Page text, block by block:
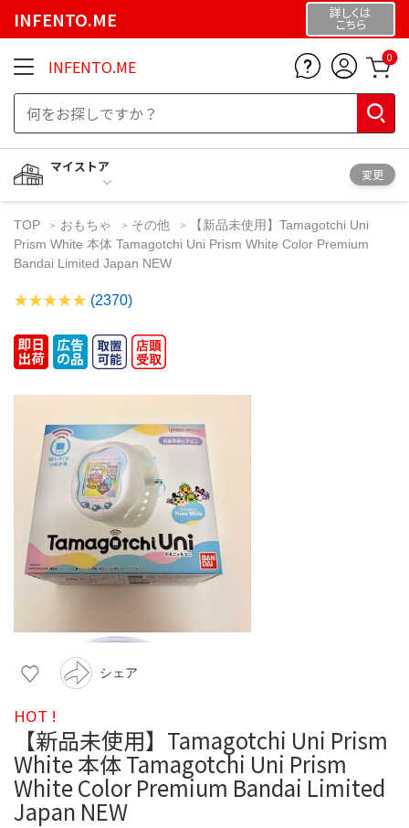
INFENTO.ME 詳しくは
こちら
INFENTO.ME 0
マイストア
変更
TOP おもちゃ その他
【新品未使用】Tamagotchi Uni
Prism White 本体 Tamagotchi Uni Prism White Color Premium
Bandai Limited Japan NEW
(2370)
シェア
HOT !
【新品未使用】Tamagotchi Uni Prism
White 本体 Tamagotchi Uni Prism
White Color Premium Bandai Limited
Japan NEW